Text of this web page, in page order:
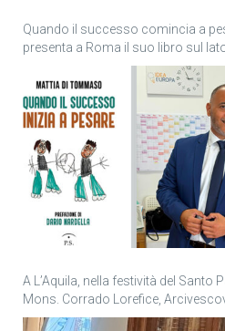
Quando il successo comincia a
presenta a Roma il suo libro sul
A L’Aquila, nella festività del Santo
Mons. Corrado Lorefice,